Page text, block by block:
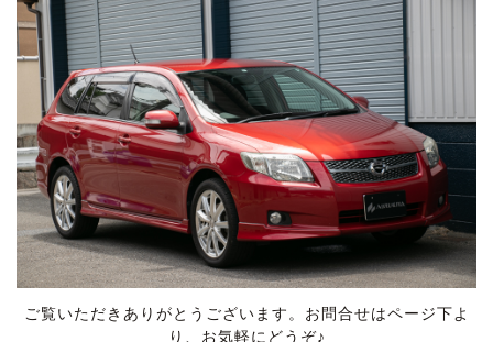
ご覧いただきありがとうございます。お問合せはページ下よ
り、お気軽にどうぞ♪